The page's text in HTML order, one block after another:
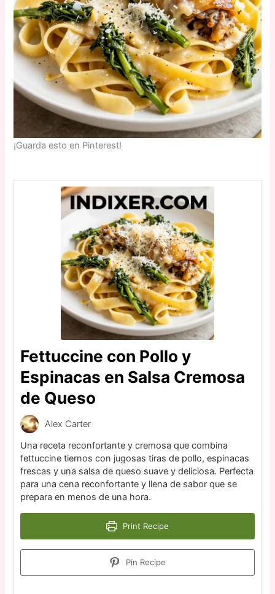
¡Guarda esto en Pinterest!
Fettuccine con Pollo y
Espinacas en Salsa Cremosa
de Queso
Alex Carter
Una receta reconfortante y cremosa que combina
fettuccine tiernos con jugosas tiras de pollo, espinacas
frescas y una salsa de queso suave y deliciosa. Perfecta
para una cena reconfortante y llena de sabor que se
prepara en menos de una hora.
Print Recipe
Pin Recipe